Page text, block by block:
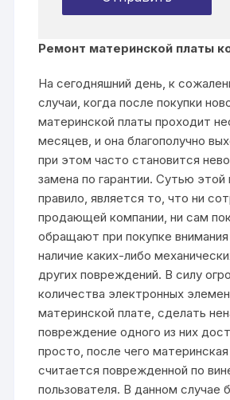
Ремонт материнской платы
На сегодняшний день, к
случаи, когда после покупки
материнской платы проходит
месяцев, и она благополучно
при этом часто становится
замена по гарантии. Сутью
правило, является то, что ни
продающей компании, ни сам
обращают при покупке
наличие каких-либо
других повреждений. В силу
количества электронных
материнской плате, сделать
повреждение одного из них
просто, после чего материнская
считается поврежденной по
пользователя. В данном случае